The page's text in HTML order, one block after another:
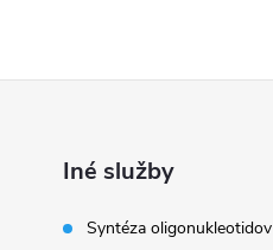
Iné služby
Syntéza oligonukleotidov